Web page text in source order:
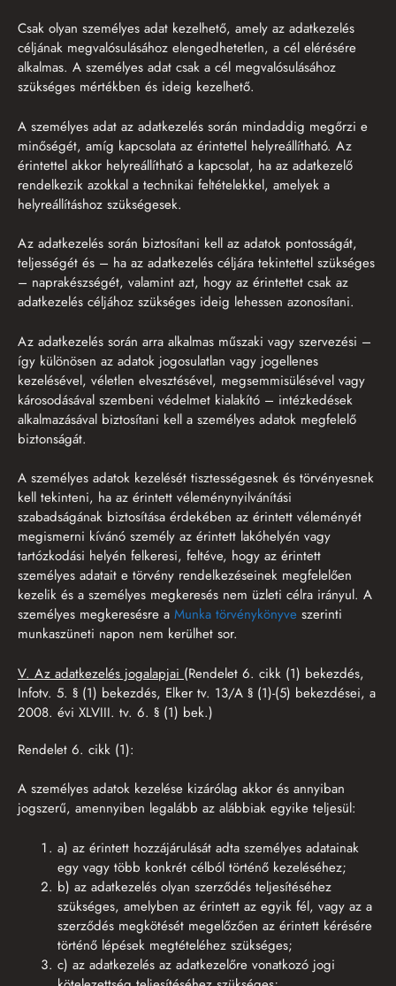
Csak olyan személyes adat kezelhető, amely az adatkezelés
céljának megvalósulásához elengedhetetlen, a cél elérésére
alkalmas. A személyes adat csak a cél megvalósulásához
szükséges mértékben és ideig kezelhető.
A személyes adat az adatkezelés során mindaddig megőrzi e
minőségét, amíg kapcsolata az érintettel helyreállítható. Az
érintettel akkor helyreállítható a kapcsolat, ha az adatkezelő
rendelkezik azokkal a technikai feltételekkel, amelyek a
helyreállításhoz szükségesek.
Az adatkezelés során biztosítani kell az adatok pontosságát,
teljességét és – ha az adatkezelés céljára tekintettel szükséges
– naprakészségét, valamint azt, hogy az érintettet csak az
adatkezelés céljához szükséges ideig lehessen azonosítani.
Az adatkezelés során arra alkalmas műszaki vagy szervezési –
így különösen az adatok jogosulatlan vagy jogellenes
kezelésével, véletlen elvesztésével, megsemmisülésével vagy
károsodásával szembeni védelmet kialakító – intézkedések
alkalmazásával biztosítani kell a személyes adatok megfelelő
biztonságát.
A személyes adatok kezelését tisztességesnek és törvényesnek
kell tekinteni, ha az érintett véleménynyilvánítási
szabadságának biztosítása érdekében az érintett véleményét
megismerni kívánó személy az érintett lakóhelyén vagy
tartózkodási helyén felkeresi, feltéve, hogy az érintett
személyes adatait e törvény rendelkezéseinek megfelelően
kezelik és a személyes megkeresés nem üzleti célra irányul. A
személyes megkeresésre a Munka törvénykönyve szerinti
munkaszüneti napon nem kerülhet sor.
V. Az adatkezelés jogalapjai (Rendelet 6. cikk (1) bekezdés,
Infotv. 5. § (1) bekezdés, Elker tv. 13/A § (1)-(5) bekezdései, a
2008. évi XLVIII. tv. 6. § (1) bek.)
Rendelet 6. cikk (1):
A személyes adatok kezelése kizárólag akkor és annyiban
jogszerű, amennyiben legalább az alábbiak egyike teljesül:
a) az érintett hozzájárulását adta személyes adatainak
egy vagy több konkrét célból történő kezeléséhez;
b) az adatkezelés olyan szerződés teljesítéséhez
szükséges, amelyben az érintett az egyik fél, vagy az a
szerződés megkötését megelőzően az érintett kérésére
történő lépések megtételéhez szükséges;
c) az adatkezelés az adatkezelőre vonatkozó jogi